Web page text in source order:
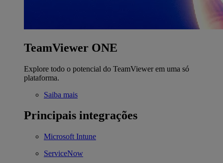
TeamViewer ONE
Explore todo o potencial do TeamViewer em uma só
plataforma.
Saiba mais
Principais integrações
Microsoft Intune
ServiceNow